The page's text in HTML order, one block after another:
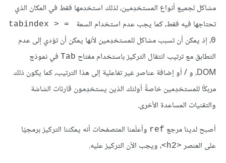
مشاكل لجميع أنواع المستخدِمين، لذلك استخدمها فقط في المكان الذي
تحتاجها فيه فقط، كما يجب عدم استخدام السمة
tabindex > =
0، إذ يمكن أن تسبب مشاكل للمستخدِمين لأنها يمكن أن تؤدي إلى عدم
التطابق مع ترتيب انتقال التركيز باستخدام مفتاح Tab في نموذج
DOM، و / أو إضافة عناصر غير تفاعلية إلى هذا الترتيب، كما يكون ذلك
مربكًا للمستخدِمين خاصةً أولئك الذين يستخدِمون قارئات الشاشة
والتقنيات المساعدة الأخرى.
أصبح لدينا مرجع ref وأعلَمنا المتصفحات أنه يمكننا التركيز برمجيًا
على العنصر <h2>
، ويجب الآن التركيز عليه.